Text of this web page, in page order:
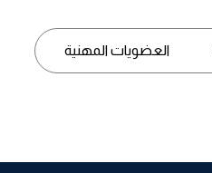
العضويات المهنية